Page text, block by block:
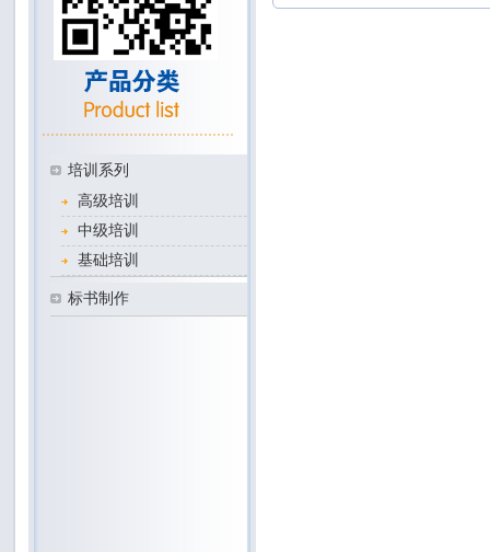
培训系列
高级培训
中级培训
基础培训
标书制作